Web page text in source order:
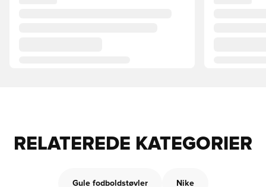
RELATEREDE KATEGORIER
Gule fodboldstøvler Nike